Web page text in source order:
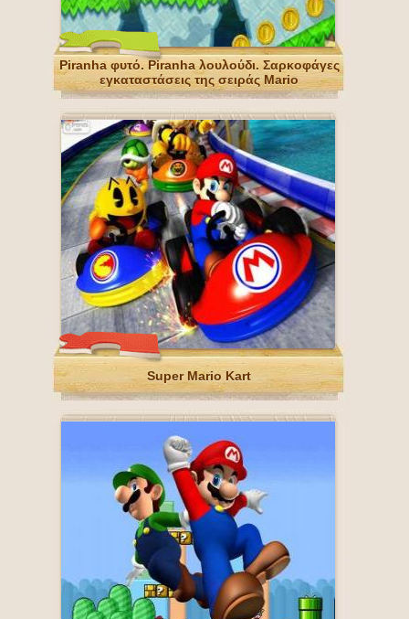
Piranha φυτό. Piranha λουλούδι. Σαρκοφάγες
εγκαταστάσεις της σειράς Mario
Super Mario Kart